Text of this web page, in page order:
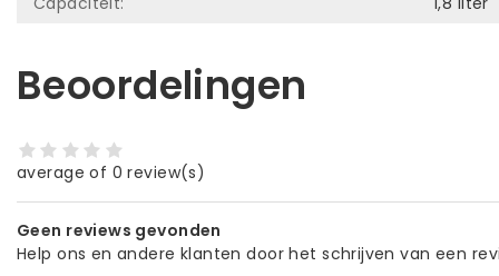
Beoordelingen
average of 0 review(s)
Geen reviews gevonden
Help ons en andere klanten door het schrijven van een